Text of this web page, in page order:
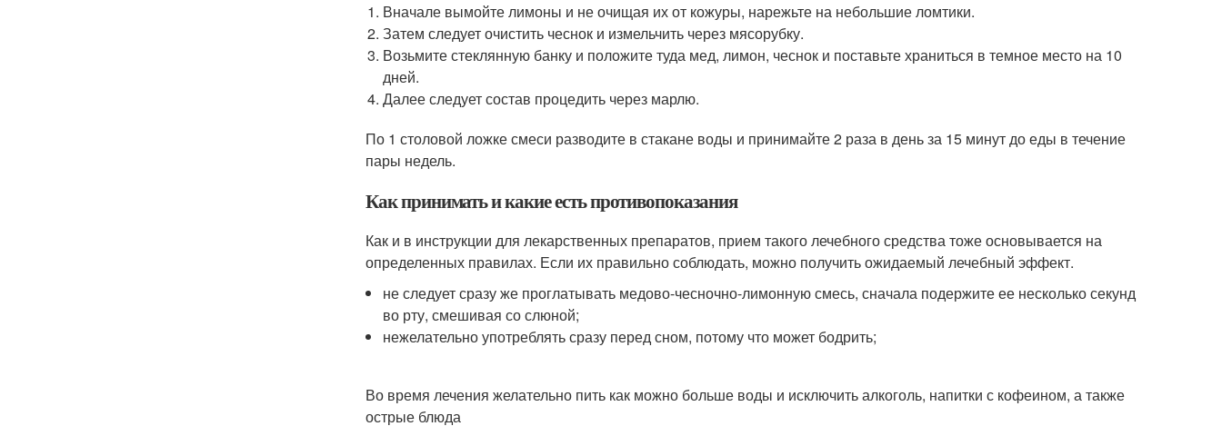
Вначале вымойте лимоны и не очищая их от кожуры, нарежьте на небольшие ломтики.
Затем следует очистить чеснок и измельчить через мясорубку.
Возьмите стеклянную банку и положите туда мед, лимон, чеснок и поставьте храниться в темное место на 10
дней.
Далее следует состав процедить через марлю.
По 1 столовой ложке смеси разводите в стакане воды и принимайте 2 раза в день за 15 минут до еды в течение
пары недель.
Как принимать и какие есть противопоказания
Как и в инструкции для лекарственных препаратов, прием такого лечебного средства тоже основывается на
определенных правилах. Если их правильно соблюдать, можно получить ожидаемый лечебный эффект.
не следует сразу же проглатывать медово-чесночно-лимонную смесь, сначала подержите ее несколько секунд
во рту, смешивая со слюной;
нежелательно употреблять сразу перед сном, потому что может бодрить;
Во время лечения желательно пить как можно больше воды и исключить алкоголь, напитки с кофеином, а также
острые блюда